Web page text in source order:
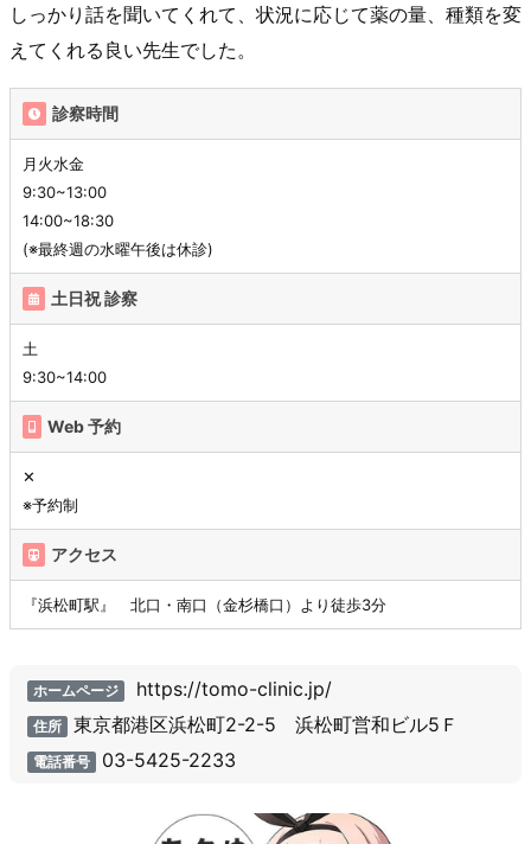
しっかり話を聞いてくれて、状況に応じて薬の量、種類を変
えてくれる良い先生でした。
診察時間
月火水金
9:30~13:00
14:00~18:30
(※最終週の水曜午後は休診)
土日祝 診察
土
9:30~14:00
Web 予約
✕
※予約制
アクセス
『浜松町駅』 北口・南口（金杉橋口）より徒歩3分
ホームページ https://tomo-clinic.jp/
住所 東京都港区浜松町2-2-5 浜松町営和ビル5Ｆ
電話番号 03-5425-2233